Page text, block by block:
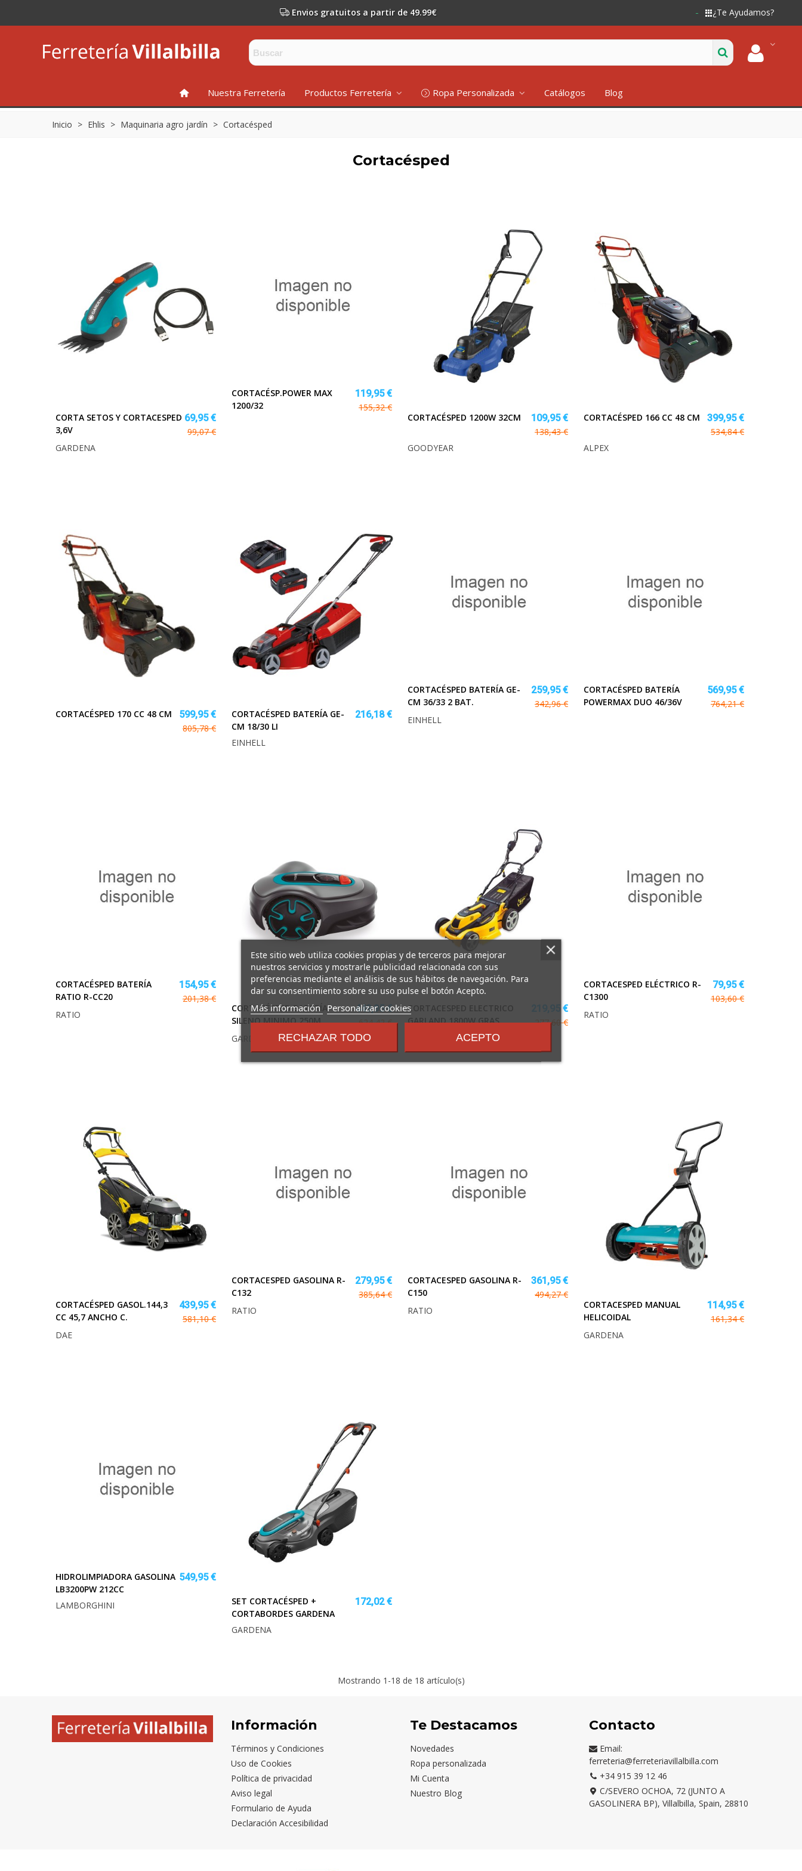
Envios gratuitos a partir de 49.99€ ¿Te Ayudamos?
INICIONuestra Ferretería Productos Ferretería Ropa Personalizada Catálogos Blog
Inicio > Ehlis > Maquinaria agro jardín > Cortacésped
Cortacésped
CORTA SETOS Y CORTACESPED
3,6V
69,95 €
99,07 €
GARDENA
CORTACÉSP.POWER MAX
1200/32
119,95 €
155,32 €
CORTACÉSPED 1200W 32CM
109,95 €
138,43 €
GOODYEAR
CORTACÉSPED 166 CC 48 CM
399,95 €
534,84 €
ALPEX
CORTACÉSPED 170 CC 48 CM
599,95 €
805,78 €
CORTACÉSPED BATERÍA GE-
CM 18/30 LI
216,18 €
EINHELL
CORTACÉSPED BATERÍA GE-
CM 36/33 2 BAT.
259,95 €
342,96 €
EINHELL
CORTACÉSPED BATERÍA
POWERMAX DUO 46/36V
569,95 €
764,21 €
CORTACÉSPED BATERÍA
RATIO R-CC20
154,95 €
201,38 €
RATIO
CORTACÉSPED BATERÍA
SILENO MINIMO 250M
449,95 €
624,42 €
GARDENA
CORTACESPED ELECTRICO
GARLAND 1800W GRAS
219,95 €
277,60 €
CORTACESPED ELÉCTRICO R-
C1300
79,95 €
103,60 €
RATIO
CORTACÉSPED GASOL.144,3
CC 45,7 ANCHO C.
439,95 €
581,10 €
DAE
CORTACESPED GASOLINA R-
C132
279,95 €
385,64 €
RATIO
CORTACESPED GASOLINA R-
C150
361,95 €
494,27 €
RATIO
CORTACESPED MANUAL
HELICOIDAL
114,95 €
161,34 €
GARDENA
HIDROLIMPIADORA GASOLINA
LB3200PW 212CC
549,95 €
LAMBORGHINI
SET CORTACÉSPED +
CORTABORDES GARDENA
172,02 €
GARDENA
Mostrando 1 -18 de 18 artículo(s)
Información
Términos y Condiciones
Uso de Cookies
Política de privacidad
Aviso legal
Formulario de Ayuda
Declaración Accesibilidad
Te Destacamos
Novedades
Ropa personalizada
Mi Cuenta
Nuestro Blog
Contacto
Email:
ferreteria@ferreteriavillalbilla.com
+34 915 39 12 46
C/SEVERO OCHOA, 72 (JUNTO A
GASOLINERA BP), Villalbilla, Spain, 28810
Este sitio web utiliza cookies propias y de terceros para mejorar
nuestros servicios y mostrarle publicidad relacionada con sus
preferencias mediante el análisis de sus hábitos de navegación. Para
dar su consentimiento sobre su uso pulse el botón Acepto.
Más informaciónsobre
y
condiciones
Personalizar cookies
RECHAZAR TODO ACEPTO